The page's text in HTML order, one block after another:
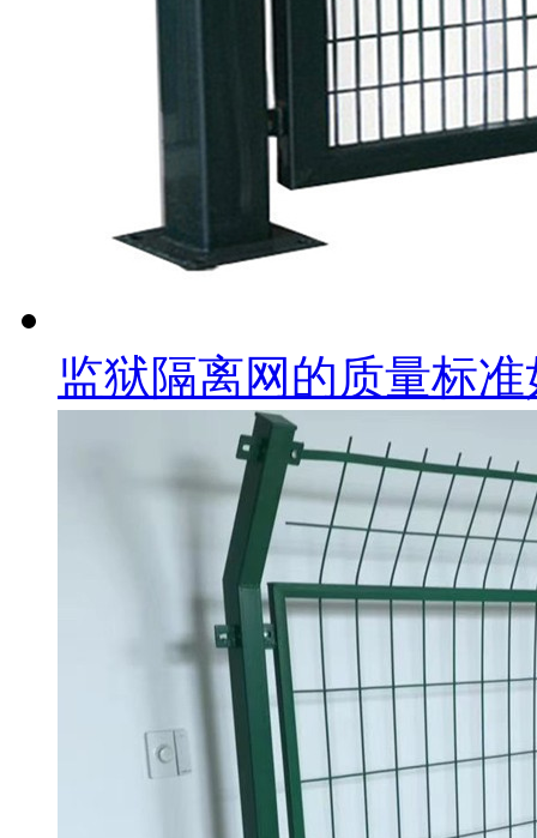
监狱隔离网的质量标